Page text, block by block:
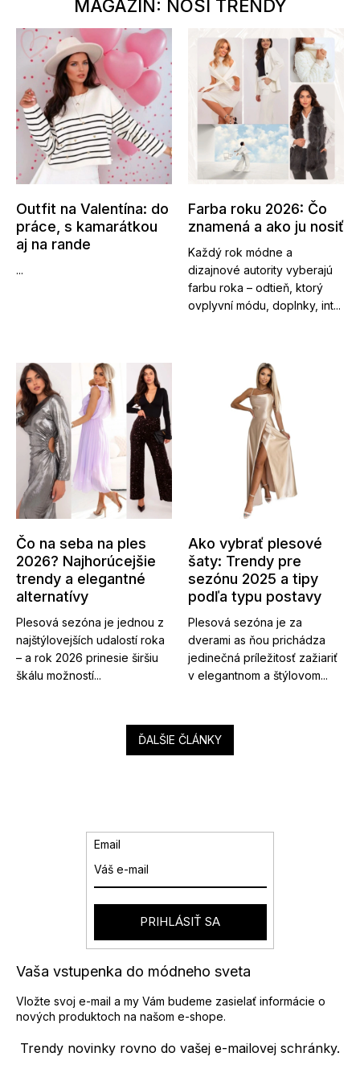
MAGAZÍN: NOSÍ TRENDY
Outfit na Valentína: do
práce, s kamarátkou
aj na rande
...
Farba roku 2026: Čo
znamená a ako ju nosiť
Každý rok módne a
dizajnové autority vyberajú
farbu roka – odtieň, ktorý
ovplyvní módu, doplnky, int...
Čo na seba na ples
2026? Najhorúcejšie
trendy a elegantné
alternatívy
Plesová sezóna je jednou z
najštýlovejších udalostí roka
– a rok 2026 prinesie širšiu
škálu možností...
Ako vybrať plesové
šaty: Trendy pre
sezónu 2025 a tipy
podľa typu postavy
Plesová sezóna je za
dverami as ňou prichádza
jedinečná príležitosť zažiariť
v elegantnom a štýlovom...
ĎALŠIE ČLÁNKY
Trendy novinky rovno do vašej e-mailovej schránky.
Vaša vstupenka do módneho sveta
Vložte svoj e-mail a my Vám budeme zasielať informácie o
nových produktoch na našom e-shope.
Email
PRIHLÁSIŤ SA